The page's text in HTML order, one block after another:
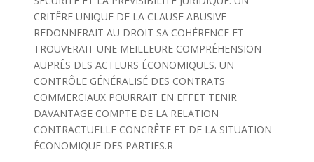
CRITÊRE UNIQUE DE LA CLAUSE ABUSIVE
REDONNERAIT AU DROIT SA COHÉRENCE ET
TROUVERAIT UNE MEILLEURE COMPRÉHENSION
AUPRÊS DES ACTEURS ÉCONOMIQUES. UN
CONTRÔLE GÉNÉRALISÉ DES CONTRATS
COMMERCIAUX POURRAIT EN EFFET TENIR
DAVANTAGE COMPTE DE LA RELATION
CONTRACTUELLE CONCRÊTE ET DE LA SITUATION
ÉCONOMIQUE DES PARTIES.R